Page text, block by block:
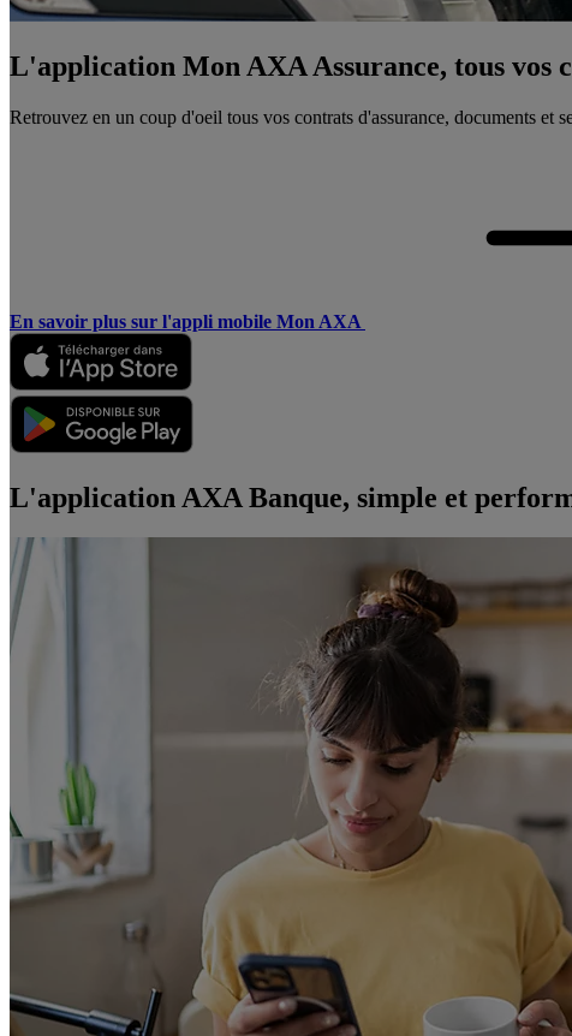
L'application Mon AXA Assurance, tous vos
Retrouvez en un coup d'oeil tous vos contrats d'assurance, documents et
En savoir plus sur l'appli mobile Mon AXA
L'application AXA Banque, simple et